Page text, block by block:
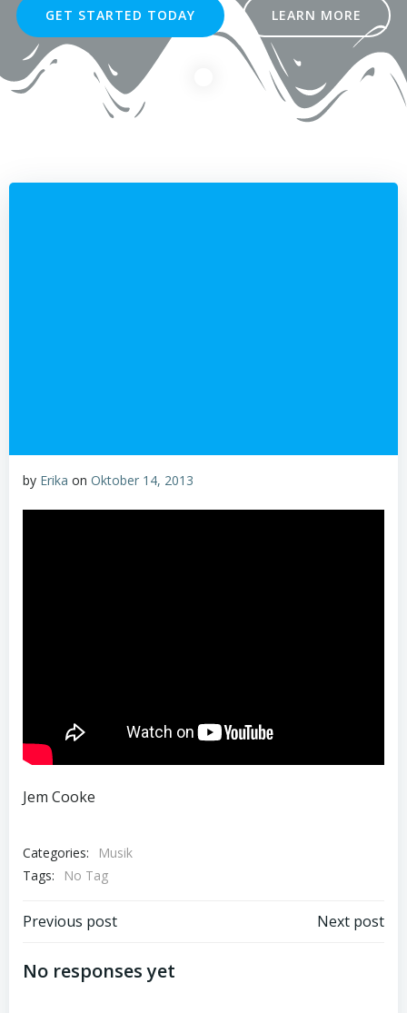
GET STARTED TODAY LEARN MORE
by Erika on Oktober 14, 2013
Jem Cooke
Categories:
Musik
Tags:
No Tag
Beitragsnavigation
Previous post Next post
No responses yet